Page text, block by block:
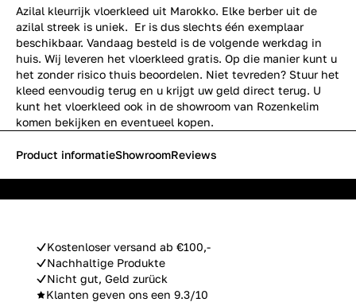
Azilal kleurrijk vloerkleed uit Marokko. Elke berber uit de
azilal streek is uniek. Er is dus slechts één exemplaar
beschikbaar. Vandaag besteld is de volgende werkdag in
huis. Wij leveren het vloerkleed gratis. Op die manier kunt u
het zonder risico thuis beoordelen. Niet tevreden? Stuur het
kleed eenvoudig terug en u krijgt uw geld direct terug. U
kunt het vloerkleed ook in de showroom van Rozenkelim
komen bekijken en eventueel kopen.
Kostenloser versand ab €100,-
Nachhaltige Produkte
Nicht gut, Geld zurück
Klanten geven ons een 9.3/10
Product informatieShowroomReviews